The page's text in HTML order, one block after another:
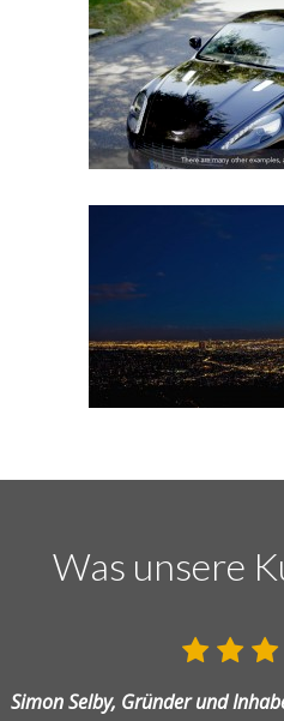
Was unsere
Simon Selby, Gründer und